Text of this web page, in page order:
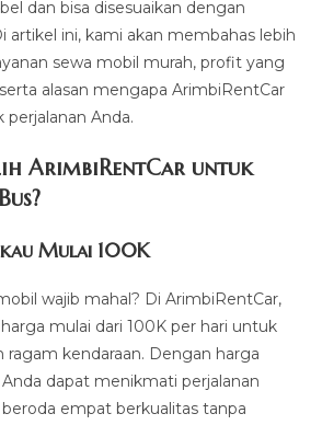
dan bisa disesuaikan dengan
artikel ini, kami akan membahas lebih
sewa mobil murah, profit yang
alasan mengapa ArimbiRentCar
perjalanan Anda.
ArimbiRentCar untuk
Mulai 100K
wajib mahal? Di ArimbiRentCar,
mulai dari 100K per hari untuk
kendaraan. Dengan harga
dapat menikmati perjalanan
empat berkualitas tanpa